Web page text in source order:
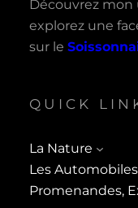
Découvrez mon
explorez une
sur le
QUICK
La Nature
Les Automobiles
Promenandes,